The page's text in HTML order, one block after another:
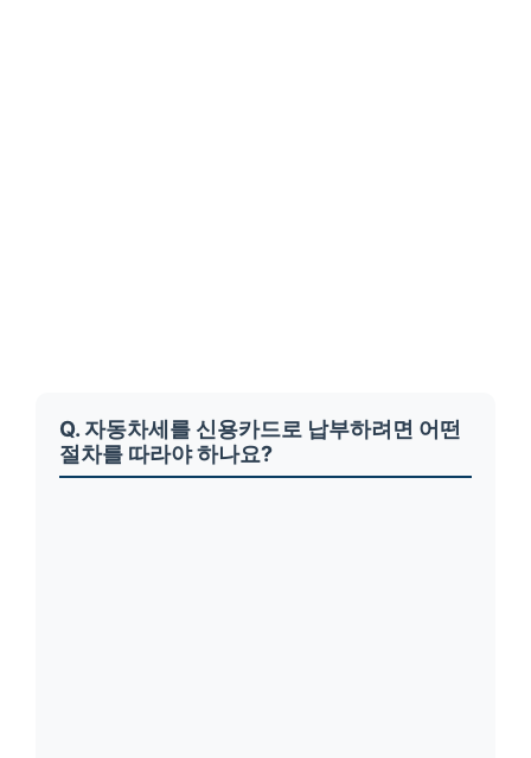
Q. 자동차세를 신용카드로 납부하려면 어떤
절차를 따라야 하나요?